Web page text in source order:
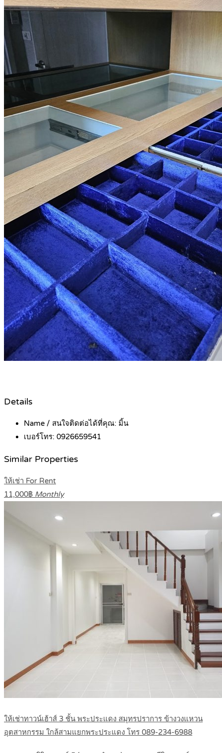
Details
Name / สนใจติดต่อได้ที่คุณ: มิ้น
เบอร์โทร: 0926659541
Similar Properties
ให้เช่า For Rent
11,000฿ Monthly
ให้เช่าทาวน์เฮ้าส์ 3 ชั้น พระประแดง สมุทรปราการ ข้างวงแหวน
อุตสาหกรรม ใกล้สามแยกพระประแดง โทร 089-234-6988